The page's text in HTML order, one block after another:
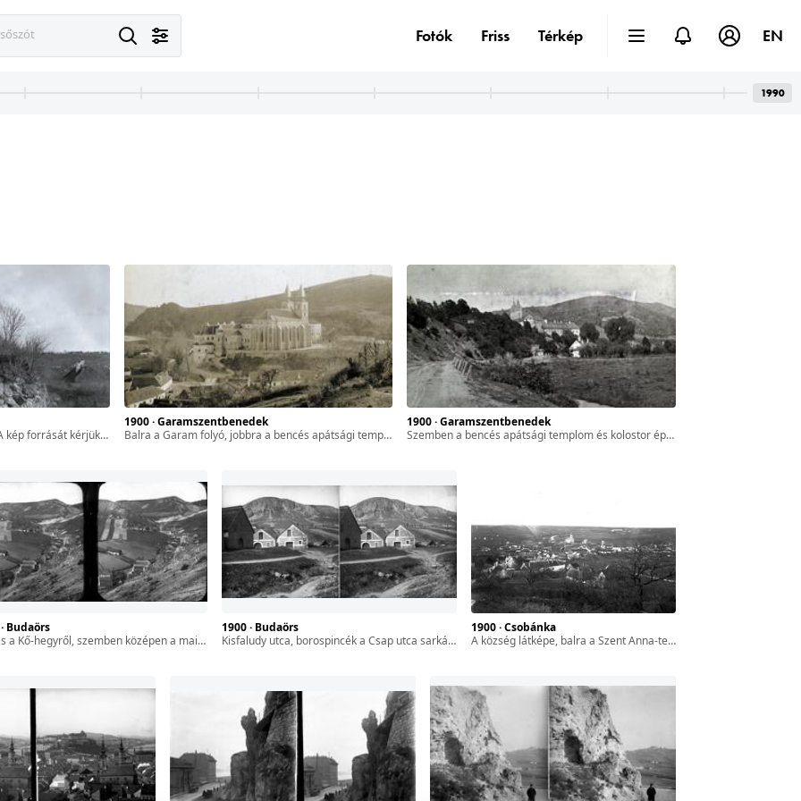
Karafiáth Jenő iratai / Szekfű András adománya
1900 · Garamszentbenedek
balra a Garam folyó, jobbra a bencés apátsági templom és kolostor épülettömbje. A kép forrását kérjük így adja meg: Fortepan / BFL XIV.380 Karafiáth Jenő iratai / Szekfű András adománya
1900 · Garamszentbenedek
szemben a bencés apátsági templom és kolostor épülettömbje. A kép forrását kérjük így adja meg: Fortepan / BFL XIV.380 Karafiáth Jenő iratai / Szekfű András adománya
· Budaörs
hegyről, szemben középen a mai Kőhalom utca. A felvétel 1900 előtt készült.
1900 · Budaörs
Kisfaludy utca, borospincék a Csap utca sarkán, háttérben az Odvas-hegy. A felvétel 1900 előtt készült.
1900 · Csobánka
a község látképe, balra a Szent Anna-templom, jobbra a szerb ortodox templom. A felvétel 1900 előtt készült.
Fotók Friss Térkép EN
1990